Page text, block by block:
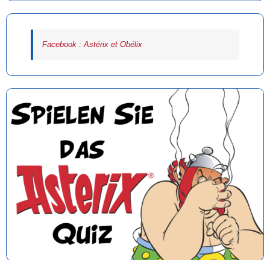
Facebook : Astérix et Obélix